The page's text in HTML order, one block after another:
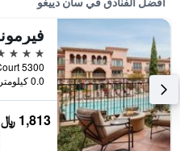
5 نجوم
0.0 كيلومتر عن وسط المدينة
1,813 ﷼